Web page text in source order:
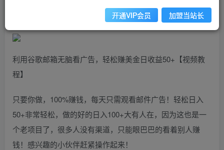
1280 102
利用谷歌邮箱无脑看广告，轻松赚美金日收益50+【视频教
程】
只要你做，100%赚钱，每天只需观看邮件广告！轻松日入
50+非常轻松，做的好的日入100+大有人在，因为这也是一
个老项目了，很多人没有渠道，只能眼巴巴的看着别人赚
钱！感兴趣的小伙伴赶紧操作起来！
开通VIP会员 加盟当站长